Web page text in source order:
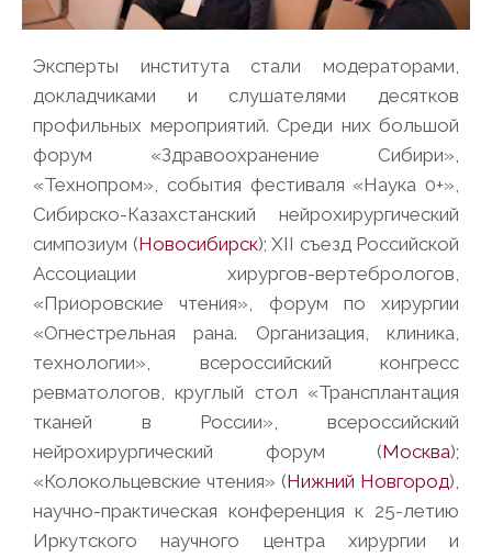
Эксперты института стали модераторами,
докладчиками и слушателями десятков
профильных мероприятий. Среди них большой
форум «Здравоохранение Сибири»,
«Технопром», события фестиваля «Наука 0+»,
Сибирско-Казахстанский нейрохирургический
симпозиум (Новосибирск); XII съезд Российской
Ассоциации хирургов-вертебрологов,
«Приоровские чтения», форум по хирургии
«Огнестрельная рана. Организация, клиника,
технологии», всероссийский конгресс
ревматологов, круглый стол «Трансплантация
тканей в России», всероссийский
нейрохирургический форум (Москва);
«Колокольцевские чтения» (Нижний Новгород),
научно-практическая конференция к 25-летию
Иркутского научного центра хирургии и